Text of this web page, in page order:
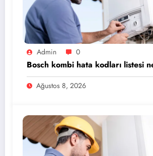
Admin 0
Bosch kombi hata kodları listesi
Ağustos 8, 2026